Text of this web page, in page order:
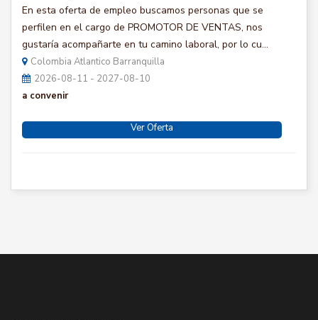
En esta oferta de empleo buscamos personas que se
perfilen en el cargo de PROMOTOR DE VENTAS, nos
gustaría acompañarte en tu camino laboral, por lo cu...
Colombia Atlantico Barranquilla
2026-08-11 - 2027-08-10
a convenir
Ver Oferta